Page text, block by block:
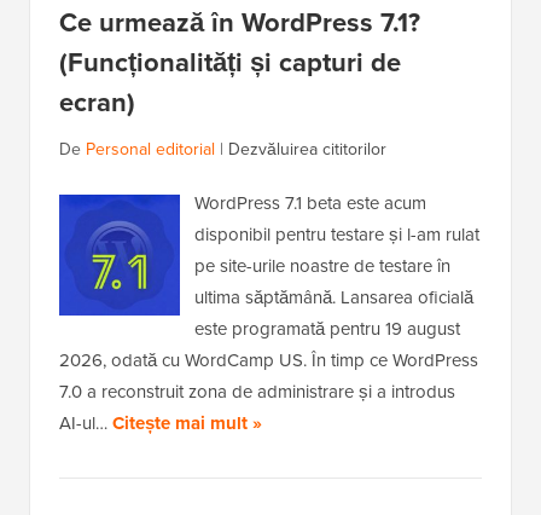
Ce urmează în WordPress 7.1?
(Funcționalități și capturi de
ecran)
De Personal editorial | Dezvăluirea cititorilor
WordPress 7.1 beta este acum
disponibil pentru testare și l-am rulat
pe site-urile noastre de testare în
ultima săptămână. Lansarea oficială
este programată pentru 19 august
2026, odată cu WordCamp US. În timp ce WordPress
7.0 a reconstruit zona de administrare și a introdus
AI-ul…Citește mai mult »